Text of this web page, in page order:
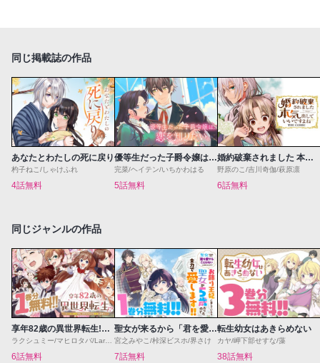
同じ掲載誌の作品
あなたとわたしの死に戻り
杓子ねこ/しゃけふれ
4話無料
優等生だった子爵令嬢は、恋を知りたい。 THE COMIC
完菜/ヘイテン/いちかわはる
5話無料
婚約破棄されました 本気出していいですよね THE COMIC
野原のこ/吉川奇伽/萩原凛
6話無料
同じジャンルの作品
享年82歳の異世界転生!?〜ハズレ属性でも、スキルだけで無双します〜
6話無料
聖女が来るから「君を愛することはない」と言われたのでお飾り王妃に徹していたら、聖女が5歳だったので全力で愛します!!
宮之みやこ/桛深ビスホ/界さけ
7話無料
転生幼女はあきらめない
カヤ/岬下部せすな/藻
38話無料